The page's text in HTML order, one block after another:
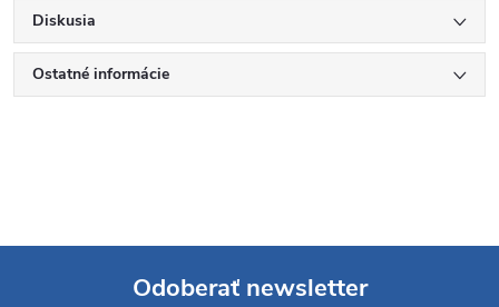
Diskusia
Ostatné informácie
Odoberať newsletter